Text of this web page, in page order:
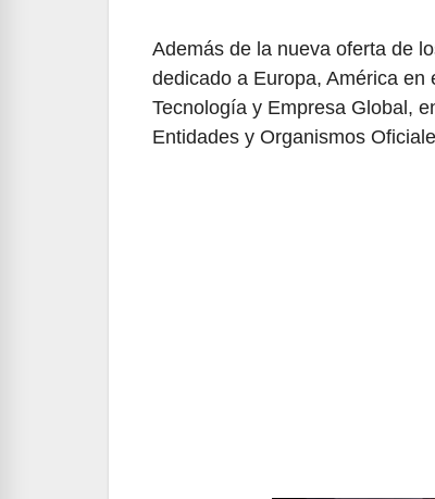
Además de la nueva oferta de
dedicado a Europa, América
Tecnología y Empresa Global,
Entidades y Organismos